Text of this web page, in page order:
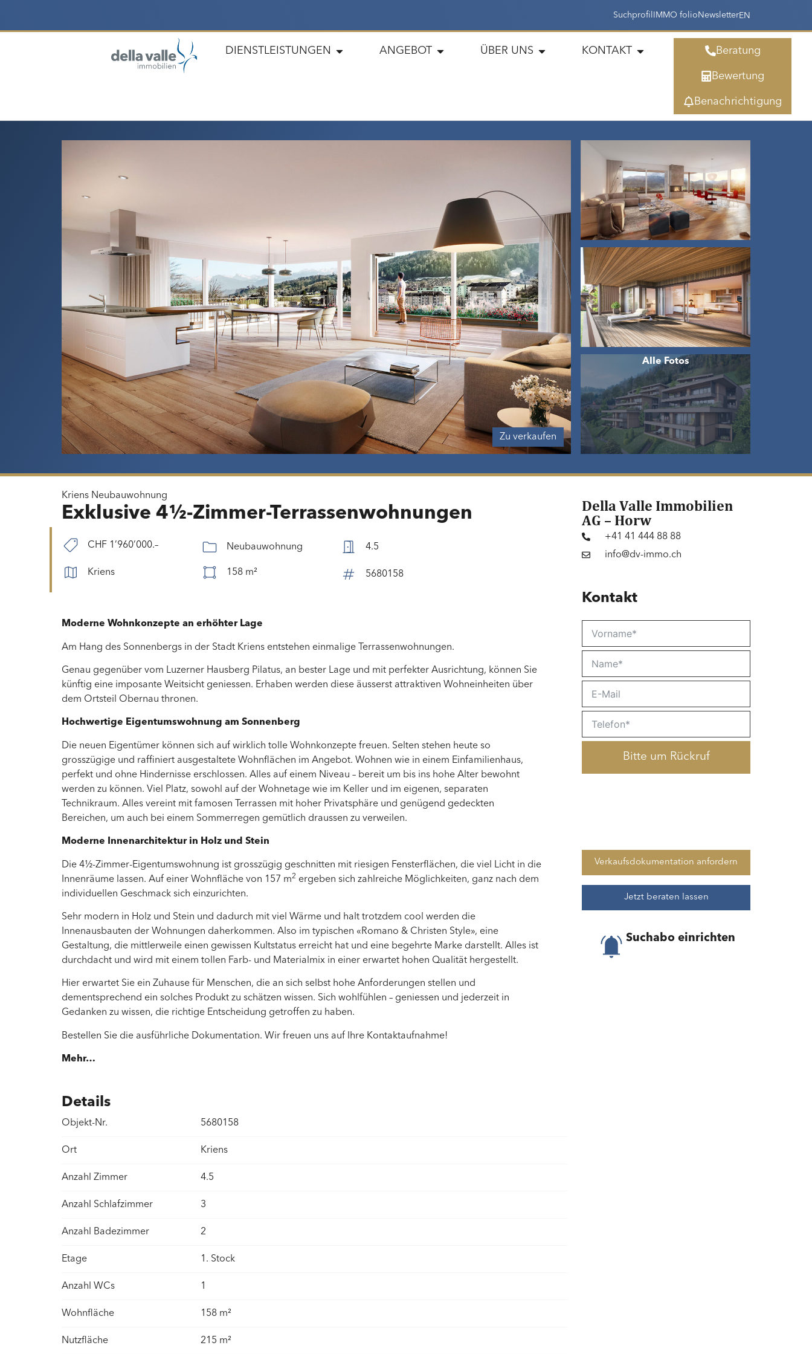
Suchprofil IMMO folio NewsletterEN
DIENSTLEISTUNGEN ANGEBOT ÜBER UNS KONTAKT Beratung
Bewertung
Benachrichtigung
Zu verkaufen
Kriens Neubauwohnung
Exklusive 4½-Zimmer-Terrassenwohnungen
CHF 1’960’000.– Neubauwohnung 4.5
Kriens 158 m² 5680158
Moderne Wohnkonzepte an erhöhter Lage
Am Hang des Sonnenbergs in der Stadt Kriens entstehen einmalige Terrassenwohnungen.
Genau gegenüber vom Luzerner Hausberg Pilatus, an bester Lage und mit perfekter Ausrichtung, können Sie
künftig eine imposante Weitsicht geniessen. Erhaben werden diese äusserst attraktiven Wohneinheiten über
dem Ortsteil Obernau thronen.
Hochwertige Eigentumswohnung am Sonnenberg
Die neuen Eigentümer können sich auf wirklich tolle Wohnkonzepte freuen. Selten stehen heute so
grosszügige und raffiniert ausgestaltete Wohnflächen im Angebot. Wohnen wie in einem Einfamilienhaus,
perfekt und ohne Hindernisse erschlossen. Alles auf einem Niveau – bereit um bis ins hohe Alter bewohnt
werden zu können. Viel Platz, sowohl auf der Wohnetage wie im Keller und im eigenen, separaten
Technikraum. Alles vereint mit famosen Terrassen mit hoher Privatsphäre und genügend gedeckten
Bereichen, um auch bei einem Sommerregen gemütlich draussen zu verweilen.
Moderne Innenarchitektur in Holz und Stein
Die 4½-Zimmer-Eigentumswohnung ist grosszügig geschnitten mit riesigen Fensterflächen, die viel Licht in die
Innenräume lassen. Auf einer Wohnfläche von 157 m2 ergeben sich zahlreiche Möglichkeiten, ganz nach dem
individuellen Geschmack sich einzurichten.
Sehr modern in Holz und Stein und dadurch mit viel Wärme und halt trotzdem cool werden die
Innenausbauten der Wohnungen daherkommen. Also im typischen «Romano & Christen Style», eine
Gestaltung, die mittlerweile einen gewissen Kultstatus erreicht hat und eine begehrte Marke darstellt. Alles ist
durchdacht und wird mit einem tollen Farb- und Materialmix in einer erwartet hohen Qualität hergestellt.
Hier erwartet Sie ein Zuhause für Menschen, die an sich selbst hohe Anforderungen stellen und
dementsprechend ein solches Produkt zu schätzen wissen. Sich wohlfühlen – geniessen und jederzeit in
Gedanken zu wissen, die richtige Entscheidung getroffen zu haben.
Bestellen Sie die ausführliche Dokumentation. Wir freuen uns auf Ihre Kontaktaufnahme!
Mehr…
Details
Objekt-Nr. 5680158
Ort Kriens
Anzahl Zimmer 4.5
Anzahl Schlafzimmer 3
Anzahl Badezimmer 2
Etage 1. Stock
Anzahl WCs 1
Wohnfläche 158 m²
Nutzfläche 215 m²
Della Valle Immobilien
AG – Horw
+41 41 444 88 88
info@dv-immo.ch
Kontakt
Bitte um Rückruf
Verkaufsdokumentation anfordern
Jetzt beraten lassen
Suchabo einrichten